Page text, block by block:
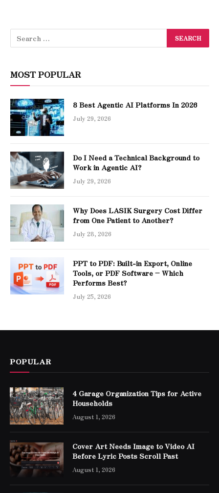
MOST POPULAR
8 Best Agentic AI Platforms In 2026
July 29, 2026
Do I Need a Technical Background to
Work in Agentic AI?
July 29, 2026
Why Does LASIK Surgery Cost Differ
from One Patient to Another?
July 28, 2026
PPT to PDF: Built-in Export, Online
Tools, or PDF Software – Which
Performs Best?
July 25, 2026
POPULAR
4 Garage Organization Tips for Active
Households
August 1, 2026
Cover Art Needs Image to Video AI
Before Lyric Posts Scroll Past
August 1, 2026